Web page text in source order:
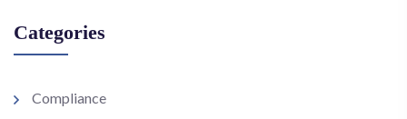
Categories
Compliance